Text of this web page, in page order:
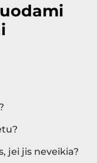
jei jis neveikia?